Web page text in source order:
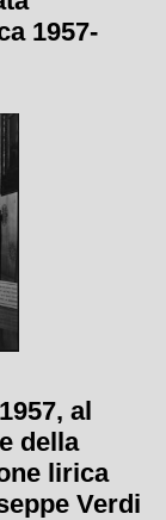
1957-
al
della
lirica
Verdi